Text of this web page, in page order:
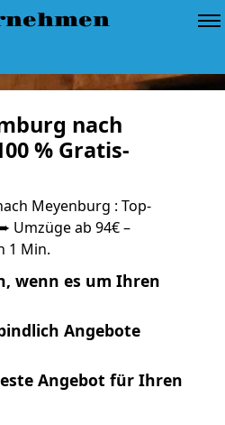
nach
% Gratis-
Meyenburg : Top-
Umzüge ab 94€ –
1 Min.
wenn es um Ihren
Angebote
Angebot für Ihren